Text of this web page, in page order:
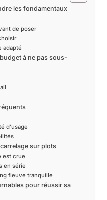
les fondamentaux
de poser
adapté
à ne pas sous-
d’usage
sur plots
est crue
en série
fleuve tranquille
pour réussir sa